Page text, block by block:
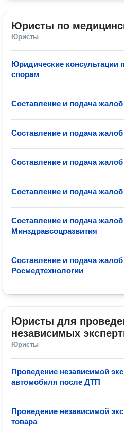
Юристы по
Юристы
Юридические консультации
спорам
Составление и подача
Составление и подача
Составление и подача
Составление и подача
Составление и подача
Минздравсоцразвития
Составление и подача
Росмедтехнологии
Юристы для
независимых
Юристы
Проведение независимой
автомобиля после ДТП
Проведение независимой
товара